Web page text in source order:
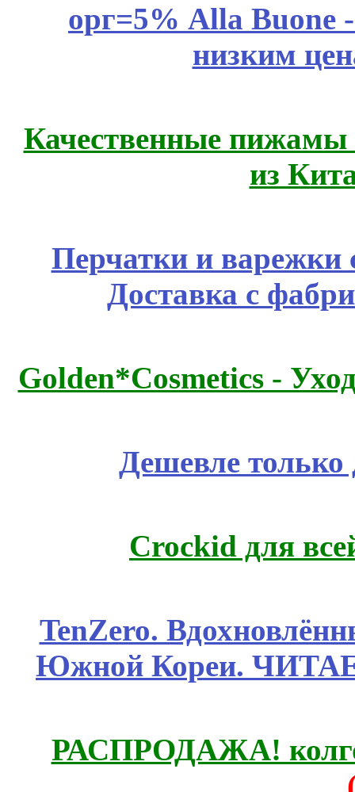
орг=5% Alla Buone
низким
Качественные пижамы
из
Перчатки и варежки
Доставка с
Golden*Cosmetics -
Дешевле
Crockid для
TenZero.
Южной Кореи.
РАСПРОДАЖА!